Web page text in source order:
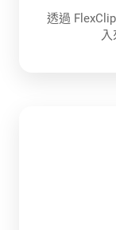
透過